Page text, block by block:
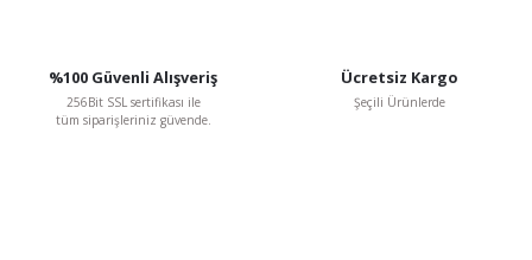
%100 Güvenli Alışveriş
256Bit SSL sertifikası ile
tüm siparişleriniz güvende.
Ücretsiz Kargo
Şeçili Ürünlerde